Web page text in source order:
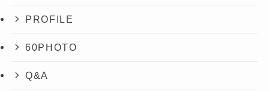
PROFILE
60PHOTO
Q&A